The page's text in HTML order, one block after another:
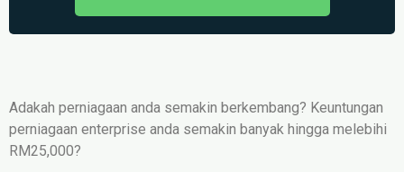
Adakah perniagaan anda semakin berkembang? Keuntungan
perniagaan enterprise anda semakin banyak hingga melebihi
RM25,000?